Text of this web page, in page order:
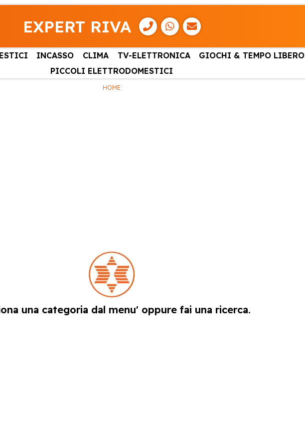
EXPERT RIVA
INCASSO CLIMA TV-ELETTRONICA GIOCHI & TEMPO LIBERO
PICCOLI ELETTRODOMESTICI
HOME
una categoria dal menu' oppure fai una ricerca.